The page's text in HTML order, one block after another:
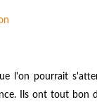
l'on pourrait
Ils ont tout bon